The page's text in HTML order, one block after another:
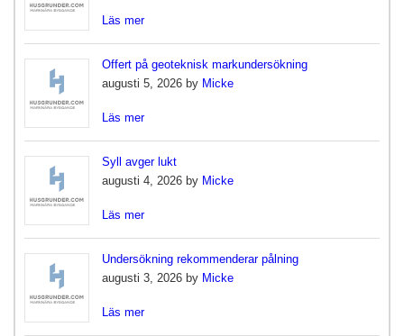
Läs mer
Offert på geoteknisk markundersökning
augusti 5, 2026 by Micke
Läs mer
Syll avger lukt
augusti 4, 2026 by Micke
Läs mer
Undersökning rekommenderar pålning
augusti 3, 2026 by Micke
Läs mer